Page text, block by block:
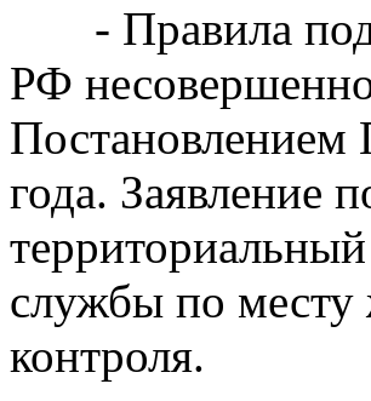
- Правила
РФ
Постановлением
года. Заявление
службы по месту
контроля.